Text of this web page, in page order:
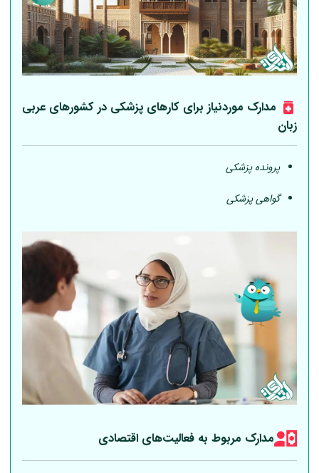
مدارک موردنیاز برای کارهای پزشکی در کشورهای عربی
زبان
پرونده پزشکی
گواهی پزشکی
مدارک مربوط به فعالیت‎‌های اقتصادی